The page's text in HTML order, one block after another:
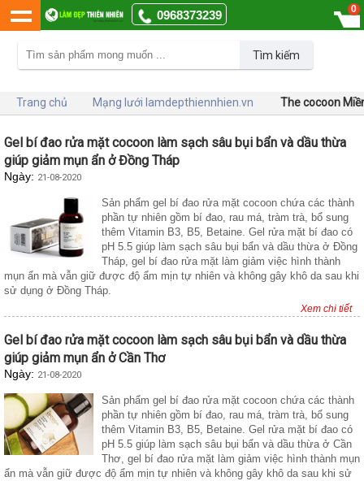
0968373239 0
Tìm kiếm
Trang chủ Mạng lưới lamdepthiennhien.vn The cocoon
Gel bí đao rửa mặt cocoon làm sạch sâu bụi bẩn và dầu thừa
giúp giảm mụn ẩn ở Đồng Tháp
Ngày: 21-08-2020
Sản phẩm gel bí đao rửa mặt cocoon chứa các thành
phần tự nhiên gồm bí đao, rau má, tràm trà, bổ sung
thêm Vitamin B3, B5, Betaine. Gel rửa mặt bí đao có
pH 5.5 giúp làm sạch sâu bụi bẩn và dầu thừa ở Đồng
Tháp, gel bí đao rửa mặt làm giảm việc hình thành
mụn ẩn mà vẫn giữ được độ ẩm mịn tự nhiên và không gây khô da sau khi
sử dụng ở Đồng Tháp.
Xem chi tiết
Gel bí đao rửa mặt cocoon làm sạch sâu bụi bẩn và dầu thừa
giúp giảm mụn ẩn ở Cần Thơ
Ngày: 21-08-2020
Sản phẩm gel bí đao rửa mặt cocoon chứa các thành
phần tự nhiên gồm bí đao, rau má, tràm trà, bổ sung
thêm Vitamin B3, B5, Betaine. Gel rửa mặt bí đao có
pH 5.5 giúp làm sạch sâu bụi bẩn và dầu thừa ở Cần
Thơ, gel bí đao rửa mặt làm giảm việc hình thành mụn
ẩn mà vẫn giữ được độ ẩm mịn tự nhiên và không gây khô da sau khi sử